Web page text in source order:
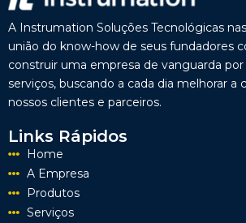
A Instrumation Soluções Tecnológicas
união do know-how de seus fundadores
construir uma empresa de vanguarda
serviços, buscando a cada dia melhorar a
nossos clientes e parceiros.
Links Rápidos
Home
A Empresa
Produtos
Serviços